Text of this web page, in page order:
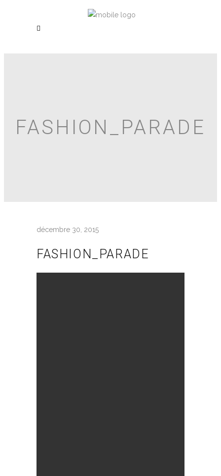
FASHION_PARADE
décembre 30, 2015
FASHION_PARADE